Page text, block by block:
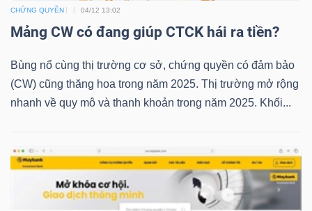
CHỨNG QUYỀN 04/12 13:02
Mảng CW có đang giúp CTCK hái ra tiền?
Bùng nổ cùng thị trường cơ sở, chứng quyền có đảm bảo
(CW) cũng thăng hoa trong năm 2025. Thị trường mở rộng
nhanh về quy mô và thanh khoản trong năm 2025. Khối...
TRÁI
PHIẾU
CÔNG
CỤ
ĐẦU